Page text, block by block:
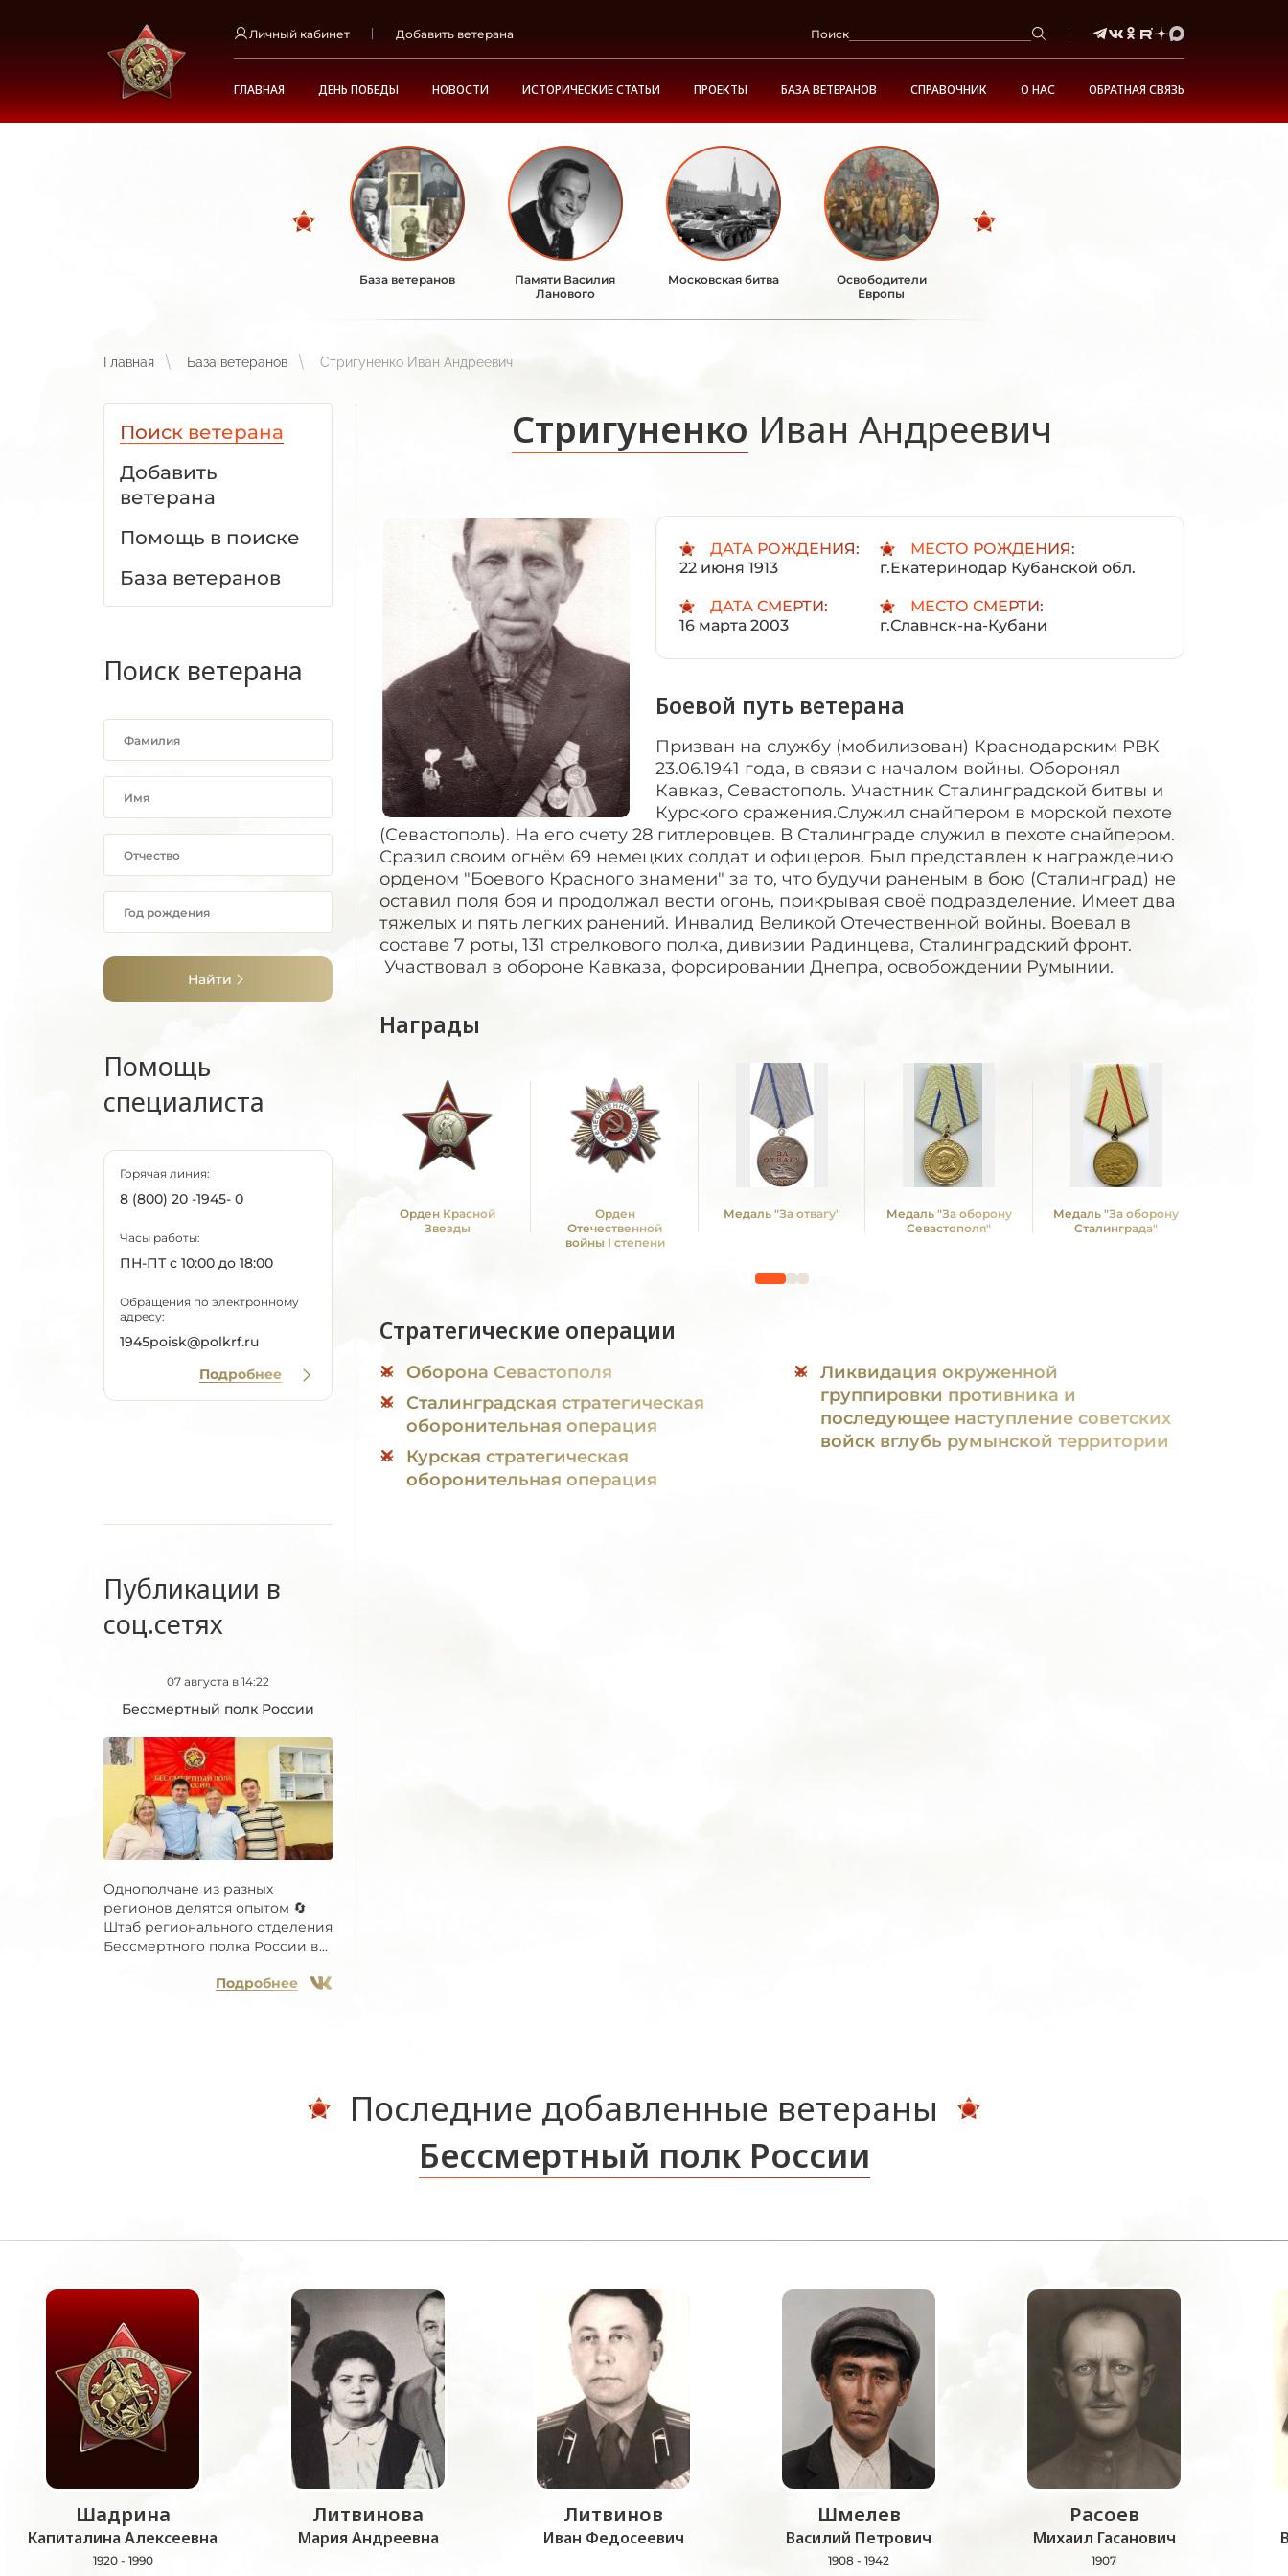
Личный кабинет Добавить ветерана Поиск
ГЛАВНАЯ ДЕНЬ ПОБЕДЫ НОВОСТИ ИСТОРИЧЕСКИЕ СТАТЬИ ПРОЕКТЫ БАЗА ВЕТЕРАНОВ СПРАВОЧНИК О НАС ОБРАТНАЯ СВЯЗЬ
База ветеранов
Памяти Василия
Ланового
Московская битва
Освободители
Европы
Главная База ветеранов Стригуненко Иван Андреевич
Поиск ветерана
Добавить
ветерана
Помощь в поиске
База ветеранов
Поиск ветерана
Найти
Помощь
специалиста
Горячая линия:
8 (800) 20 -1945- 0
Часы работы:
ПН-ПТ с 10:00 до 18:00
Обращения по электронному
адресу:
1945poisk@polkrf.ru
Подробнее
Публикации в
соц.сетях
07 августа в 14:22
Бессмертный полк России
Однополчане из разных
регионов делятся опытом 🔄
Штаб регионального отделения
Бессмертного полка России в...
Подробнее
Стригуненко Иван Андреевич
ДАТА РОЖДЕНИЯ:
22 июня 1913
МЕСТО РОЖДЕНИЯ:
г.Екатеринодар Кубанской обл.
ДАТА СМЕРТИ:
16 марта 2003
МЕСТО СМЕРТИ:
г.Славнск-на-Кубани
Боевой путь ветерана
Призван на службу (мобилизован) Краснодарским РВК
23.06.1941 года, в связи с началом войны. Оборонял
Кавказ, Севастополь. Участник Сталинградской битвы и
Курского сражения.Служил снайпером в морской пехоте
(Севастополь). На его счету 28 гитлеровцев. В Сталинграде служил в пехоте снайпером.
Сразил своим огнём 69 немецких солдат и офицеров. Был представлен к награждению
орденом "Боевого Красного знамени" за то, что будучи раненым в бою (Сталинград) не
оставил поля боя и продолжал вести огонь, прикрывая своё подразделение. Имеет два
тяжелых и пять легких ранений. Инвалид Великой Отечественной войны. Воевал в
составе 7 роты, 131 стрелкового полка, дивизии Радинцева, Сталинградский фронт.
Участвовал в обороне Кавказа, форсировании Днепра, освобождении Румынии.
Награды
Орден Красной
Звезды
Орден
Отечественной
войны I степени
Медаль "За отвагу"
Медаль "За оборону
Севастополя"
Медаль "За оборону
Сталинграда"
Стратегические операции
Оборона Севастополя
Сталинградская стратегическая
оборонительная операция
Курская стратегическая
оборонительная операция
Ликвидация окруженной
группировки противника и
последующее наступление советских
войск вглубь румынской территории
Последние добавленные ветераны
Бессмертный полк России
Шадрина
Капиталина Алексеевна
1920 - 1990
Литвинова
Мария Андреевна
Литвинов
Иван Федосеевич
Шмелев
Василий Петрович
1908 - 1942
Расоев
Михаил Гасанович
1907